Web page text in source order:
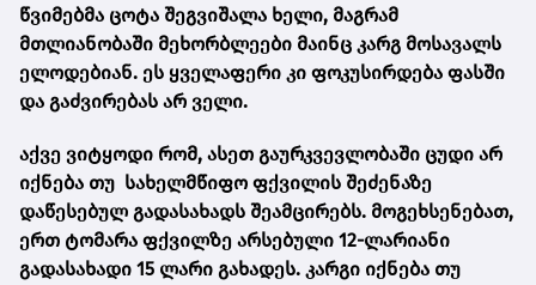
წვიმებმა ცოტა შეგვიშალა ხელი, მაგრამ
მთლიანობაში მეხორბლეები მაინც კარგ მოსავალს
ელოდებიან. ეს ყველაფერი კი ფოკუსირდება ფასში
და გაძვირებას არ ველი.
აქვე ვიტყოდი რომ, ასეთ გაურკვევლობაში ცუდი არ
იქნება თუ სახელმწიფო ფქვილის შეძენაზე
დაწესებულ გადასახადს შეამცირებს. მოგეხსენებათ,
ერთ ტომარა ფქვილზე არსებული 12-ლარიანი
გადასახადი 15 ლარი გახადეს. კარგი იქნება თუ